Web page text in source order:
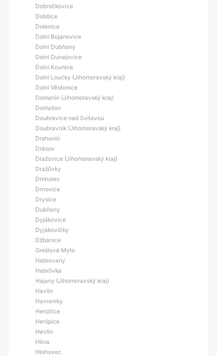
Dobročkovice
Dobšice
Dolenice
Dolní Bojanovice
Dolní Dubňany
Dolní Dunajovice
Dolní Kounice
Dolní Loućky (Jihomoravský kraj)
Dolní Věstonice
Domanín (Jihomoravský kraj)
Domašov
Doubravice nad Svitavou
Doubravník (Jihomoravský kraj)
Drahonín
Drásov
Dražovice (Jihomoravský kraj)
Dražůvky
Drnholec
Drnovice
Drysice
Dubňany
Dyjákovice
Dyjákovičky
Džbánice
Grešlové Mýto
Habrovany
Habrůvka
Hajany (Jihomoravský kraj)
Havlín
Havraníky
Heroltice
Heršpice
Hevlín
Hlína
Hlohovec